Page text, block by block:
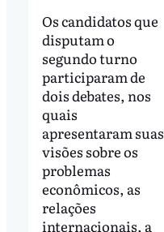
Os candidatos que
disputam o
segundo turno
participaram de
dois debates, nos
quais
apresentaram suas
visões sobre os
problemas
econômicos, as
relações
internacionais, a